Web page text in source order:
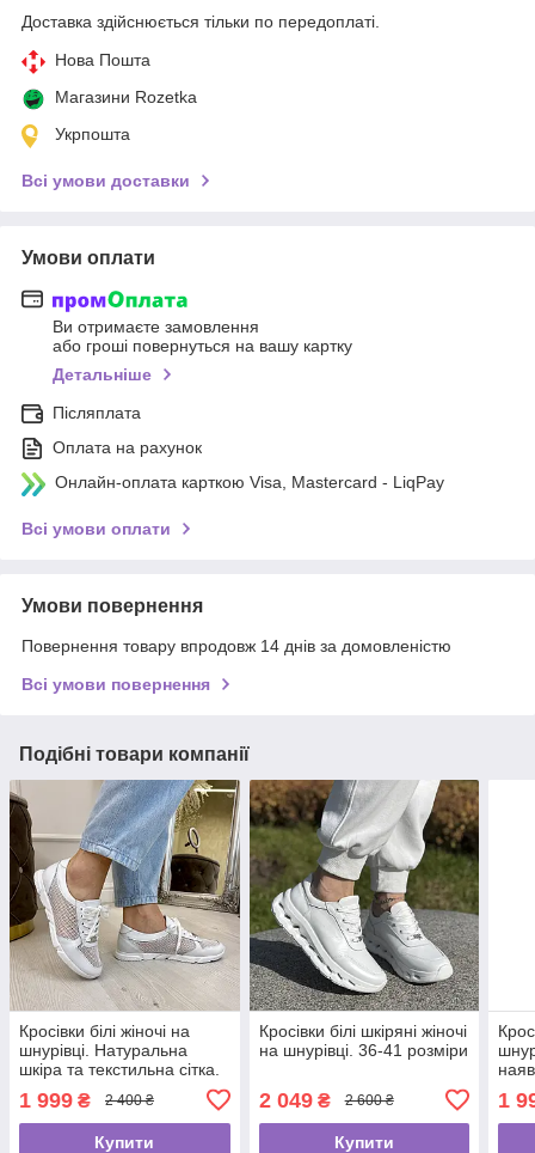
Доставка здійснюється тільки по передоплаті.
Нова Пошта
Магазини Rozetka
Укрпошта
Всі умови доставки
Умови оплати
Ви отримаєте замовлення
або гроші повернуться на вашу картку
Детальніше
Післяплата
Оплата на рахунок
Онлайн-оплата карткою Visa, Mastercard - LiqPay
Всі умови оплати
Умови повернення
Повернення товару впродовж 14 днів за домовленістю
Всі умови повернення
Подібні товари компанії
Кросівки білі жіночі на
шнурівці. Натуральна
шкіра та текстильна сітка.
1 999 ₴ 2 400 ₴
Купити
Кросівки білі шкіряні жіночі
на шнурівці. 36-41 розміри
2 049₴ 2 600 ₴
Купити
1